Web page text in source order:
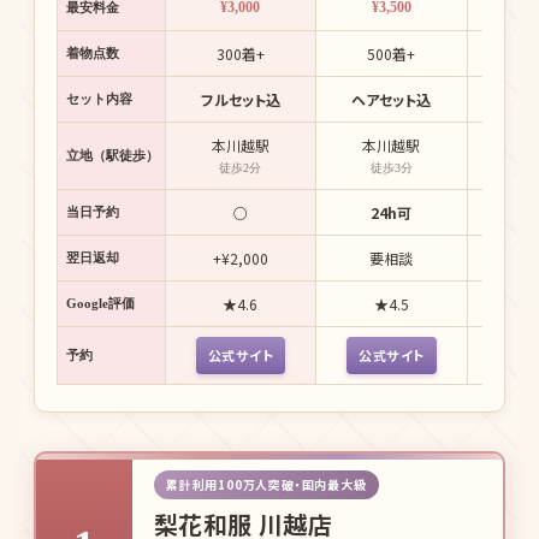
最安料金 ¥3,000 ¥3,500
着物点数 300着+ 500着+
セット内容 フルセット込 ヘアセット込
立地（駅徒歩） 本川越駅
徒歩2分
本川越駅
徒歩3分
当日予約 ○ 24h可
翌日返却 +¥2,000 要相談
Google評価 ★4.6 ★4.5
予約 公式サイト 公式サイト
累計利用100万人突破・国内最大級
梨花和服 川越店